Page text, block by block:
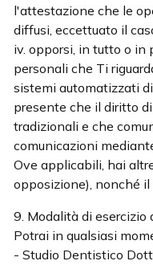
l'attestazione che le
diffusi, eccettuato il
iv. opporsi, in tutto o
personali che Ti
sistemi automatizzati
presente che il diritto
tradizionali e che
comunicazioni
Ove applicabili, hai
opposizione), nonché il
9. Modalità di esercizio
Potrai in qualsiasi
- Studio Dentistico